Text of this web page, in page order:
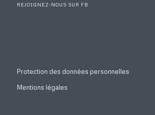
REJOIGNEZ-NOUS SUR FB
Protection des données personnelles
Mentions légales